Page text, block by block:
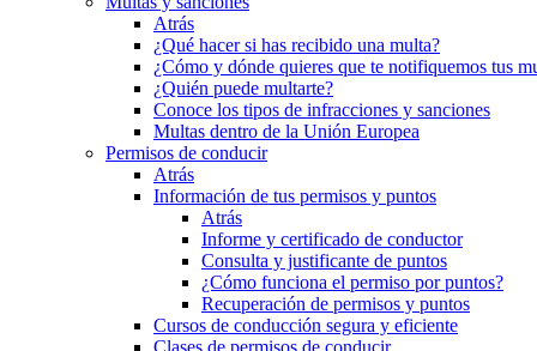
Atrás
¿Qué hacer si has recibido una multa?
¿Cómo y dónde quieres que te notifiquemos tus
¿Quién puede multarte?
Conoce los tipos de infracciones y sanciones
Multas dentro de la Unión Europea
Permisos de conducir
Atrás
Información de tus permisos y puntos
Atrás
Informe y certificado de conductor
Consulta y justificante de puntos
¿Cómo funciona el permiso por puntos?
Recuperación de permisos y puntos
Cursos de conducción segura y eficiente